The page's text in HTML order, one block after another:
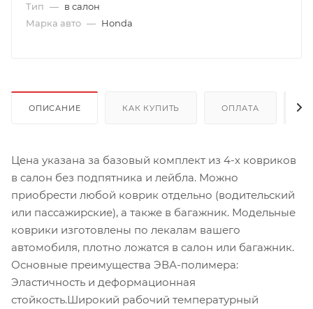
Тип — в салон
Марка авто — Honda
ОПИСАНИЕ КАК КУПИТЬ ОПЛАТА
Цена указана за базовый комплект из 4-х ковриков
в салон без подпятника и лейбла. Можно
приобрести любой коврик отдельно (водительский
или пассажирские), а также в багажник. Модельные
коврики изготовлены по лекалам вашего
автомобиля, плотно ложатся в салон или багажник.
Основные преимущества ЭВА-полимера:
Эластичность и деформационная
стойкость.Широкий рабочий температурный